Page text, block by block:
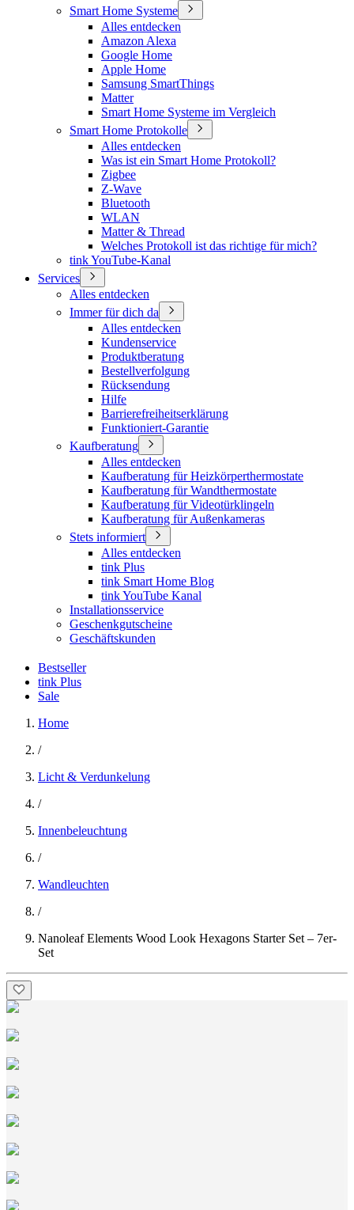
Smart Home Systeme
Alles entdecken
Amazon Alexa
Google Home
Apple Home
Samsung SmartThings
Matter
Smart Home Systeme im Vergleich
Smart Home Protokolle
Alles entdecken
Was ist ein Smart Home Protokoll?
Zigbee
Z-Wave
Bluetooth
WLAN
Matter & Thread
Welches Protokoll ist das richtige für mich?
tink YouTube-Kanal
Services
Alles entdecken
Immer für dich da
Alles entdecken
Kundenservice
Produktberatung
Bestellverfolgung
Rücksendung
Hilfe
Barrierefreiheitserklärung
Funktioniert-Garantie
Kaufberatung
Alles entdecken
Kaufberatung für Heizkörperthermostate
Kaufberatung für Wandthermostate
Kaufberatung für Videotürklingeln
Kaufberatung für Außenkameras
Stets informiert
Alles entdecken
tink Plus
tink Smart Home Blog
tink YouTube Kanal
Installationsservice
Geschenkgutscheine
Geschäftskunden
Bestseller
tink Plus
Sale
Home
/
Licht & Verdunkelung
/
Innenbeleuchtung
/
Wandleuchten
/
Nanoleaf Elements Wood Look Hexagons Starter Set – 7er-
Set